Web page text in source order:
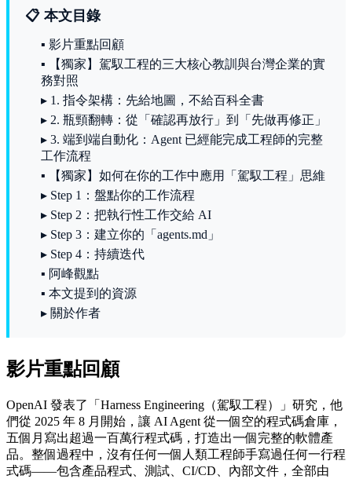
📋 本文目錄
▪ 影片重點回顧
▪ 【獨家】駕馭工程的三大核心教訓與台灣企業的實
務對照
▸ 1. 指令架構：先給地圖，不給百科全書
▸ 2. 瓶頸翻轉：從「確認再放行」到「先做再修正」
▸ 3. 端到端自動化：Agent 已經能完成工程師的完整
工作流程
▪ 【獨家】如何在你的工作中應用「駕馭工程」思維
▸ Step 1：盤點你的工作流程
▸ Step 2：把執行性工作交給 AI
▸ Step 3：建立你的「agents.md」
▸ Step 4：持續迭代
▪ 阿峰觀點
▪ 本文提到的資源
▸ 關於作者
影片重點回顧
OpenAI 發表了「Harness Engineering（駕馭工程）」研究，他
們從 2025 年 8 月開始，讓 AI Agent 從一個空的程式碼倉庫，
五個月寫出超過一百萬行程式碼，打造出一個完整的軟體產
品。整個過程中，沒有任何一個人類工程師手寫過任何一行程
式碼——包含產品程式、測試、CI/CD、內部文件，全部由